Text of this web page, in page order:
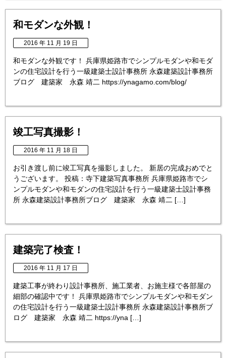
和モダンな外観！
2016 年 11 月 19 日
和モダンな外観です！ 兵庫県姫路市でシンプルモダンや和モダ
ンの住宅設計を行う一級建築士設計事務所 永森建築設計事務所
ブログ 建築家 永森 靖二 https://ynagamo.com/blog/
竣工写真撮影！
2016 年 11 月 18 日
お引き渡し前に竣工写真を撮影しました。 新居の完成おめでと
うございます。 投稿：寺下建築写真事務所 兵庫県姫路市でシ
ンプルモダンや和モダンの住宅設計を行う一級建築士設計事務
所 永森建築設計事務所ブログ 建築家 永森 靖二 […]
建築完了検査！
2016 年 11 月 17 日
建築工事が終わり設計事務所、施工業者、お施主様で各部屋の
細部の確認中です！ 兵庫県姫路市でシンプルモダンや和モダン
の住宅設計を行う一級建築士設計事務所 永森建築設計事務所ブ
ログ 建築家 永森 靖二 https://yna […]